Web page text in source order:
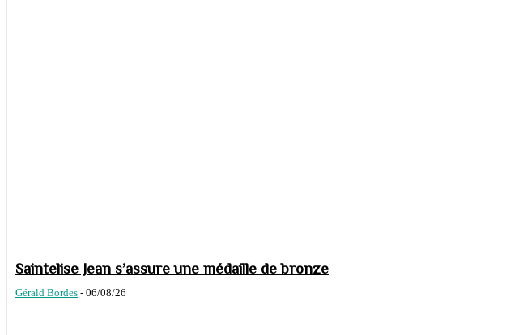
Saintelise Jean s’assure une médaille de bronze
Gérald Bordes - 06/08/26